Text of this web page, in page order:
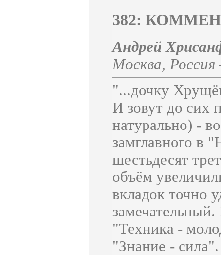
382:
Андрей
Москва, Россия
"...дочку
И зовут до сих
натурально) -
замглавного в
шестьдесят
объём
вкладок точно
"Техника -
"Знание - сила".